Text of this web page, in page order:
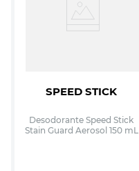
SPEED STICK
Desodorante Speed Stick
Stain Guard Aerosol 150 mL